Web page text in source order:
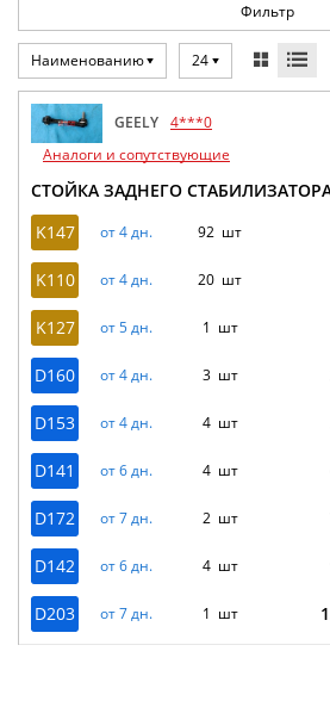
Фильтр
Наименованию 24
GEELY 4***0
Аналоги и сопутствующие
СТОЙКА ЗАДНЕГО СТАБИЛИЗАТОРА
K147
от 4 дн. 92 шт
K110 от 4 дн. 20 шт
K127 от 5 дн. 1 шт
D160 от 4 дн. 3 шт
D153 от 4 дн. 4 шт
D141 от 6 дн. 4 шт
D172 от 7 дн. 2 шт
D142 от 6 дн. 4 шт
D203 от 7 дн. 1 шт